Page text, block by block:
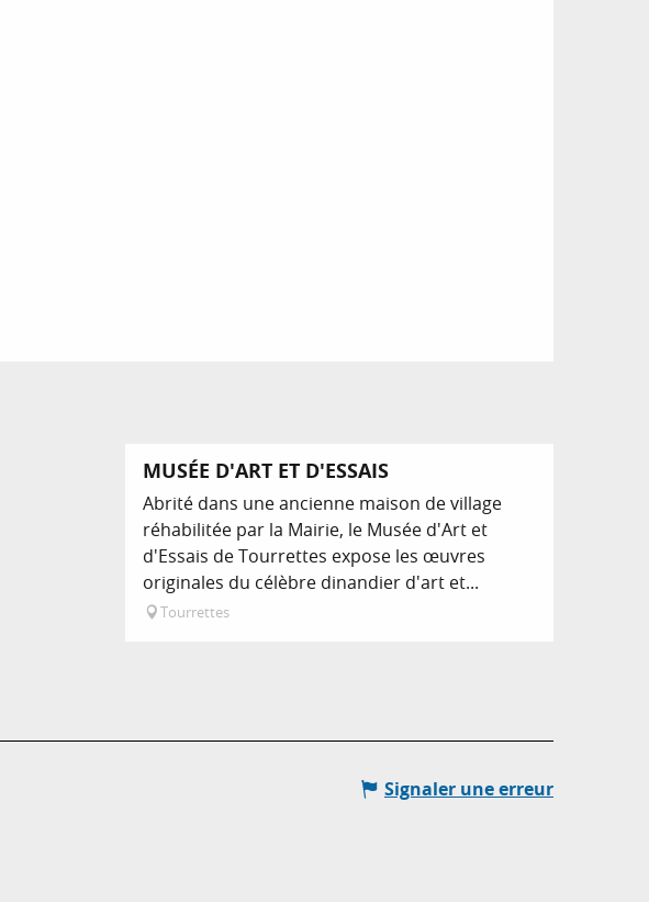
MUSÉE D'ART ET D'ESSAIS
Abrité dans une ancienne maison de village
réhabilitée par la Mairie, le Musée d'Art et
d'Essais de Tourrettes expose les œuvres
originales du célèbre dinandier d'art et...
Tourrettes
Signaler une erreur